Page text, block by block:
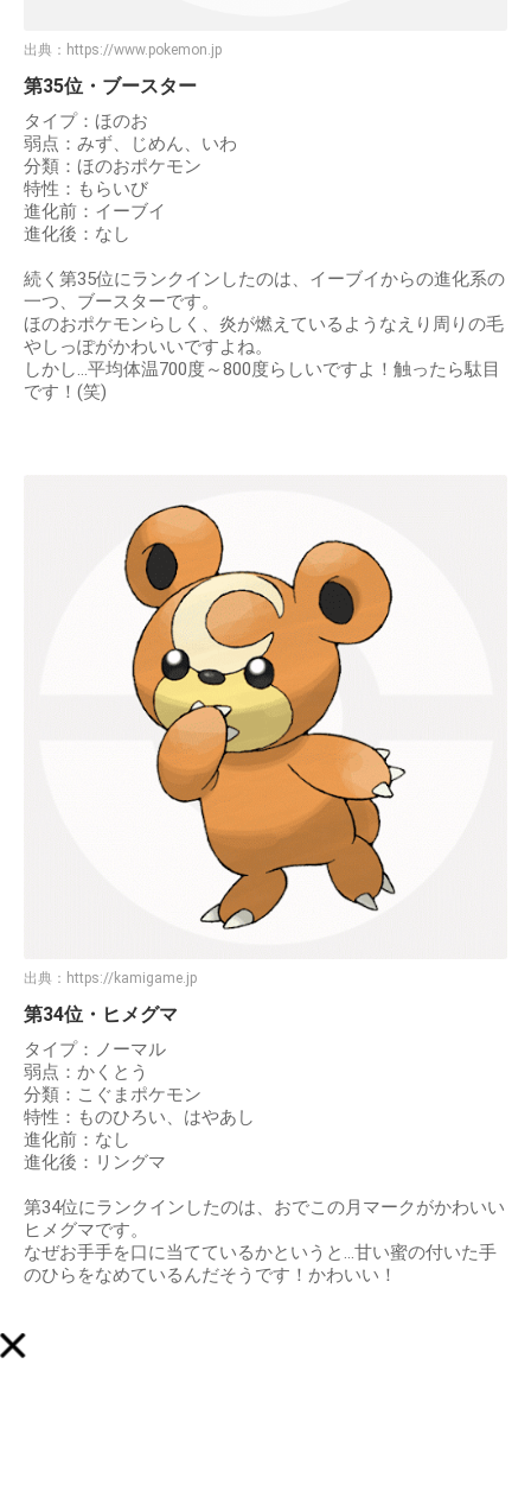
出典： https://www.pokemon.jp
第35位・ブースター
タイプ：ほのお
弱点：みず、じめん、いわ
分類：ほのおポケモン
特性：もらいび
進化前：イーブイ
進化後：なし
続く第35位にランクインしたのは、イーブイからの進化系の
一つ、ブースターです。
ほのおポケモンらしく、炎が燃えているようなえり周りの毛
やしっぽがかわいいですよね。
しかし…平均体温700度～800度らしいですよ！触ったら駄目
です！(笑)
出典： https://kamigame.jp
第34位・ヒメグマ
タイプ：ノーマル
弱点：かくとう
分類：こぐまポケモン
特性：ものひろい、はやあし
進化前：なし
進化後：リングマ
第34位にランクインしたのは、おでこの月マークがかわいい
ヒメグマです。
なぜお手手を口に当てているかというと…甘い蜜の付いた手
のひらをなめているんだそうです！かわいい！